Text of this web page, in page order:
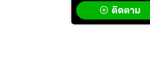
ติดตาม